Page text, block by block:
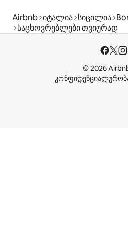
Airbnb იტალია სიცილია
საცხოვრებლები თვიურად
© 2026